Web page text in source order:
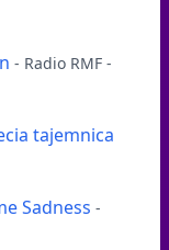
- Radio RMF -
tajemnica
Sadness -